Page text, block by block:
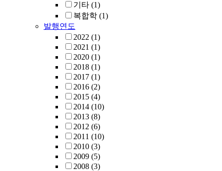
기타 (1)
복합학 (1)
발행연도
2022 (1)
2021 (1)
2020 (1)
2018 (1)
2017 (1)
2016 (2)
2015 (4)
2014 (10)
2013 (8)
2012 (6)
2011 (10)
2010 (3)
2009 (5)
2008 (3)